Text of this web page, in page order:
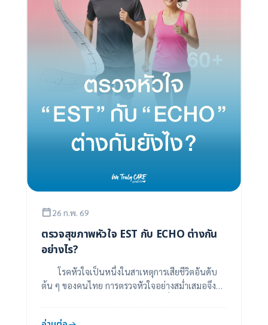
26 ก.พ. 69
ตรวจสุขภาพหัวใจ EST กับ ECHO ต่างกัน
อย่างไร?
โรคหัวใจเป็นหนึ่งในสาเหตุการเสียชีวิตอันดับ
ต้น ๆ ของคนไทย การตรวจหัวใจอย่างสม่ำเสมอจึงมี